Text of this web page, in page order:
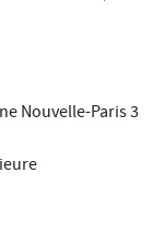
Nouvelle-Paris 3